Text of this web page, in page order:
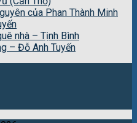
của Phan Thành Minh
nhà – Tịnh Bình
– Đỗ Anh Tuyến